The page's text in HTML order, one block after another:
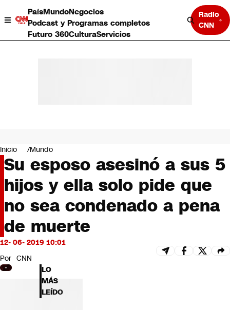
PaísMundoNegocios
Podcast y Programas completos
Futuro 360CulturaServicios
Radio
CNN
Negocios
Deportes
Programas completos
Cultura
Servicios
Bits
CNN tiempo
Futuro 360
Inicio Mundo
Su esposo asesinó a sus 5
hijos y ella solo pide que
no sea condenado a pena
de muerte
12- 06- 2019 10:01
Por CNN
LO
MÁS
LEÍDO